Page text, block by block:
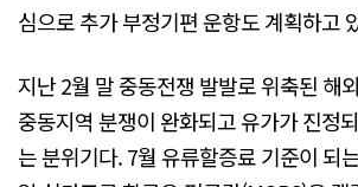
심으로 추가 부정기편 운항도 계획하고
지난 2월 말 중동전쟁 발발로 위축된 해
중동지역 분쟁이 완화되고 유가가 진정
는 분위기다. 7월 유류할증료 기준이 되